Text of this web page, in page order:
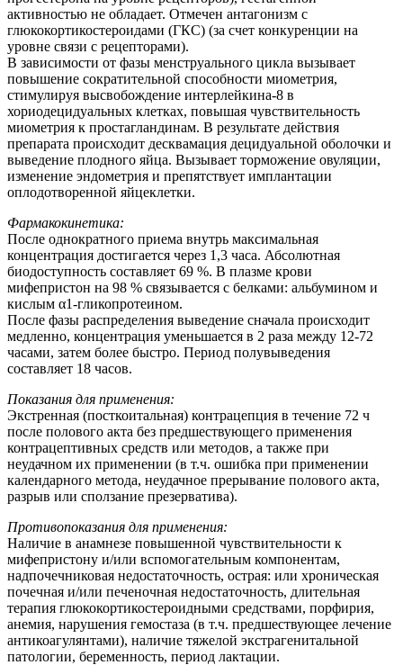
активностью не обладает. Отмечен антагонизм с
глюкокортикостероидами (ГКС) (за счет конкуренции на
уровне связи с рецепторами).
В зависимости от фазы менструального цикла вызывает
повышение сократительной способности миометрия,
стимулируя высвобождение интерлейкина-8 в
хориодецидуальных клетках, повышая чувствительность
миометрия к простагландинам. В результате действия
препарата происходит десквамация децидуальной оболочки и
выведение плодного яйца. Вызывает торможение овуляции,
изменение эндометрия и препятствует имплантации
оплодотворенной яйцеклетки.
Фармакокинетика:
После однократного приема внутрь максимальная
концентрация достигается через 1,3 часа. Абсолютная
биодоступность составляет 69 %. В плазме крови
мифепристон на 98 % связывается с белками: альбумином и
кислым α1-гликопротеином.
После фазы распределения выведение сначала происходит
медленно, концентрация уменьшается в 2 раза между 12-72
часами, затем более быстро. Период полувыведения
составляет 18 часов.
Показания для применения:
Экстренная (посткоитальная) контрацепция в течение 72 ч
после полового акта без предшествующего применения
контрацептивных средств или методов, а также при
неудачном их применении (в т.ч. ошибка при применении
календарного метода, неудачное прерывание полового акта,
разрыв или сползание презерватива).
Противопоказания для применения:
Наличие в анамнезе повышенной чувствительности к
мифепристону и/или вспомогательным компонентам,
надпочечниковая недостаточность, острая: или хроническая
почечная и/или печеночная недостаточность, длительная
терапия глюкокортикостероидными средствами, порфирия,
анемия, нарушения гемостаза (в т.ч. предшествующее лечение
антикоагулянтами), наличие тяжелой экстрагенитальной
патологии, беременность, период лактации.